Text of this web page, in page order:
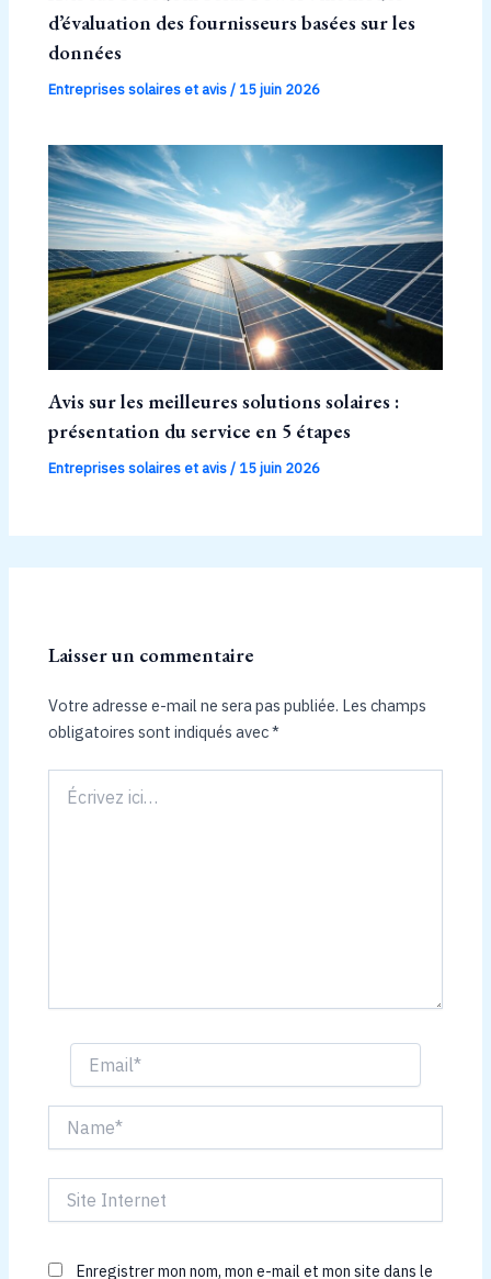
d’évaluation des fournisseurs basées sur les
données
Entreprises solaires et avis/ 15 juin 2026
Avis sur les meilleures solutions solaires :
présentation du service en 5 étapes
Entreprises solaires et avis/ 15 juin 2026
Laisser un commentaire
Votre adresse e-mail ne sera pas publiée. Les champs
obligatoires sont indiqués avec*
ici…
Internet
Enregistrer mon nom, mon e-mail et mon site dans le